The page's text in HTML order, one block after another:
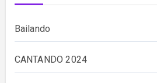
Bailando
CANTANDO 2024